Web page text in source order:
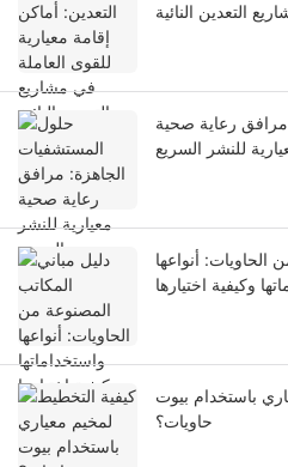
التعدين النائية
رعاية صحية
للنشر السريع
الحاويات: أنواعها
وكيفية اختيارها
باستخدام بيوت
حاويات؟